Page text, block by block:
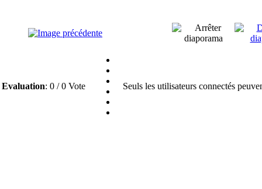
Evaluation: 0 / 0 Vote Seuls les utilisateurs connectés